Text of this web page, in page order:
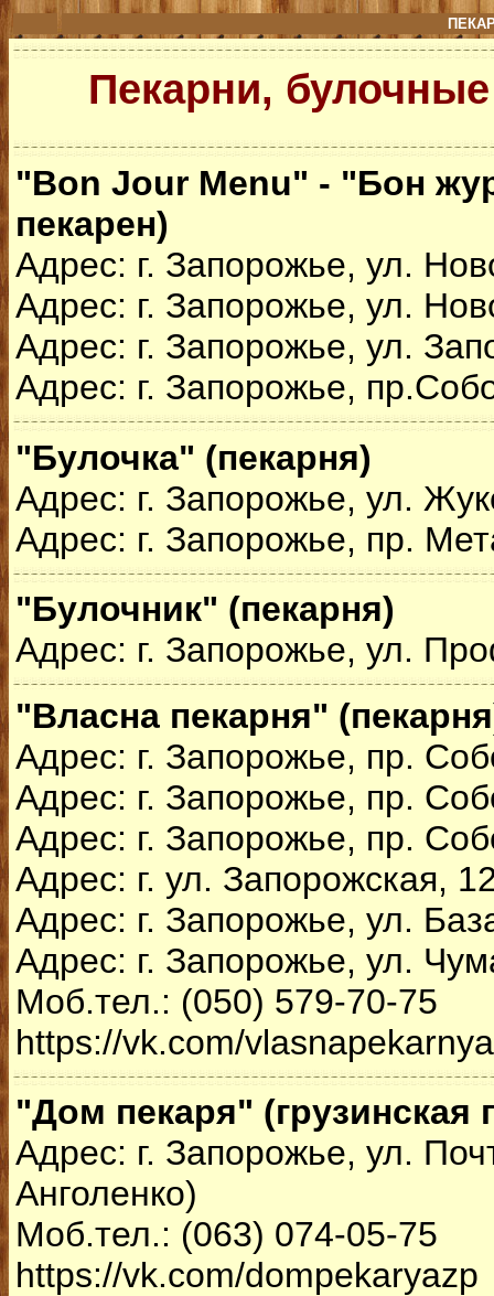
Пекарни,
"Bon Jour Menu" - "Бон
пекарен)
Адрес: г. Запорожье, ул.
Адрес: г. Запорожье, ул.
Адрес: г. Запорожье, ул.
Адрес: г. Запорожье,
"Булочка" (пекарня)
Адрес: г. Запорожье, ул.
Адрес: г. Запорожье, пр.
"Булочник" (пекарня)
Адрес: г. Запорожье, ул.
"Власна пекарня"
Адрес: г. Запорожье, пр.
Адрес: г. Запорожье, пр.
Адрес: г. Запорожье, пр.
Адрес: г. ул. Запорожская,
Адрес: г. Запорожье, ул.
Адрес: г. Запорожье, ул.
Моб.тел.: (050) 579-70-75
https://vk.com/vlasnapekarnya
"Дом пекаря" (грузинская
Адрес: г. Запорожье, ул.
Анголенко)
Моб.тел.: (063) 074-05-75
https://vk.com/dompekaryazp